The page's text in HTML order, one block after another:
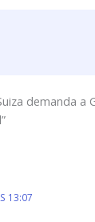
demanda
13:07